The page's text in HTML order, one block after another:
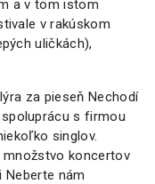
a v tom istom
v rakúskom
uličkách),
za pieseň Nechodí
s firmou
singlov.
koncertov
Neberte nám